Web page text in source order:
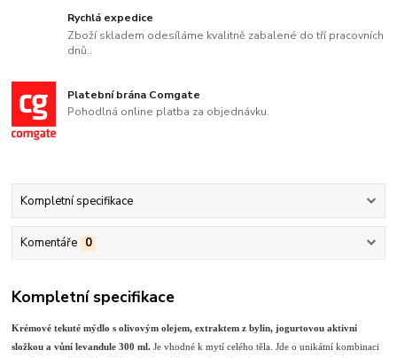
Rychlá expedice
Zboží skladem odesíláme kvalitně zabalené do tří pracovních
dnů..
Platební brána Comgate
Pohodlná online platba za objednávku.
Kompletní specifikace
Komentáře 0
Kompletní specifikace
Krémové tekuté mýdlo s olivovým olejem, extraktem z bylin, jogurtovou aktivní
složkou a vůní levandule 300 ml.Je vhodné k mytí celého těla. Jde o unikátní kombinaci